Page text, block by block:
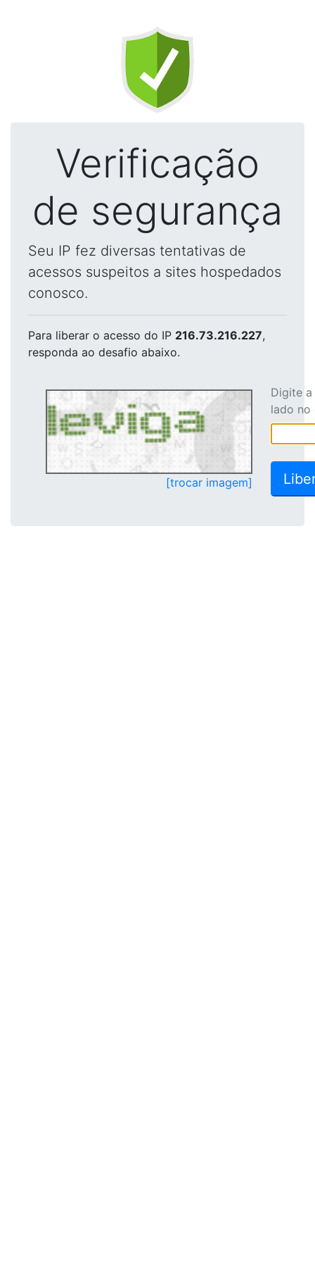
Verificação
de segurança
Seu IP fez diversas tentativas de
acessos suspeitos a sites hospedados
conosco.
Para liberar o acesso do IP 216.73.216.227,
responda ao desafio abaixo.
[trocar imagem]
Digite
lado no